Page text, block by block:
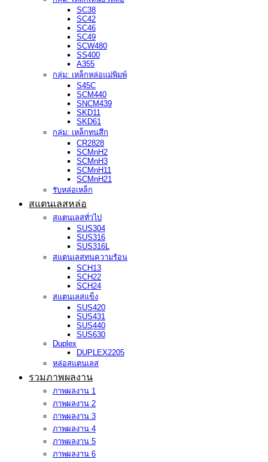
SC38
SC42
SC46
SC49
SCW480
SS400
A355
กลุ่ม: เหล็กหล่อแม่พิมพ์
S45C
SCM440
SNCM439
SKD11
SKD61
กลุ่ม: เหล็กทนสึก
CR2828
SCMnH2
SCMnH3
SCMnH11
SCMnH21
รับหล่อเหล็ก
สแตนเลสหล่อ
สแตนเลสทั่วไป
SUS304
SUS316
SUS316L
สแตนเลสทนความร้อน
SCH13
SCH22
SCH24
สแตนเลสแข็ง
SUS420
SUS431
SUS440
SUS630
Duplex
DUPLEX2205
หล่อสแตนเลส
รวมภาพผลงาน
ภาพผลงาน 1
ภาพผลงาน 2
ภาพผลงาน 3
ภาพผลงาน 4
ภาพผลงาน 5
ภาพผลงาน 6